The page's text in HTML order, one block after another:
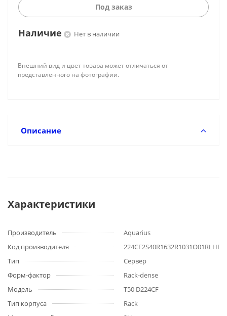
Под заказ
Наличие Нет в наличии
Внешний вид и цвет товара может отличаться от
представленного на фотографии.
Описание
Характеристики
Производитель
Aquarius
Код производителя
Тип
Сервер
Форм-фактор
Rack-dense
Модель
T50 D224CF
Тип корпуса
Rack